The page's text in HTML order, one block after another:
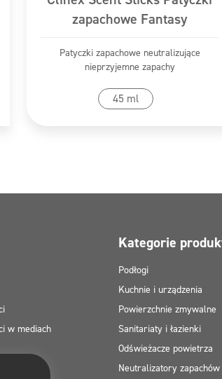
zapachowe Fantasy
Patyczki zapachowe neutralizujące
nieprzyjemne zapachy
45 ml
Przejdź do produktu
w mediach
Kategorie
Podłogi
Kuchnie i urządzenia
Powierzchnie zmywalne
Sanitariaty i łazienki
Odświeżacze powietrza
Neutralizatory zapachów